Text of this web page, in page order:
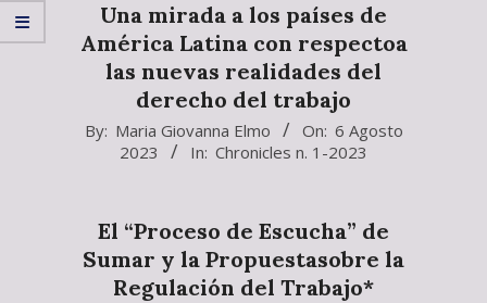
Una mirada a los países de
América Latina con respectoa
las nuevas realidades del
derecho del trabajo
2023-
By: Maria Giovanna Elmo On: 6 Agosto
2023
In: Chronicles n. 1-2023
El “Proceso de Escucha” de
Sumar y la Propuestasobre la
Regulación del Trabajo*